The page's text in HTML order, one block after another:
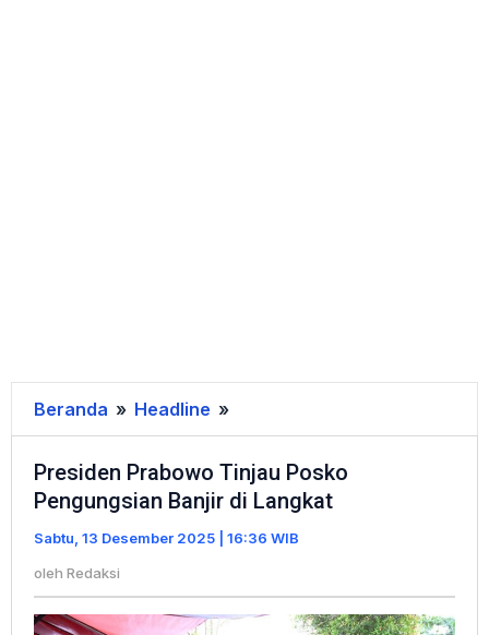
Beranda » Headline »
Prabowo
Tinjau
Posko
Pengungsian
di
Langkat
Presiden Prabowo Tinjau Posko
Pengungsian Banjir di Langkat
Sabtu, 13 Desember 2025 | 16:36 WIB
oleh Redaksi